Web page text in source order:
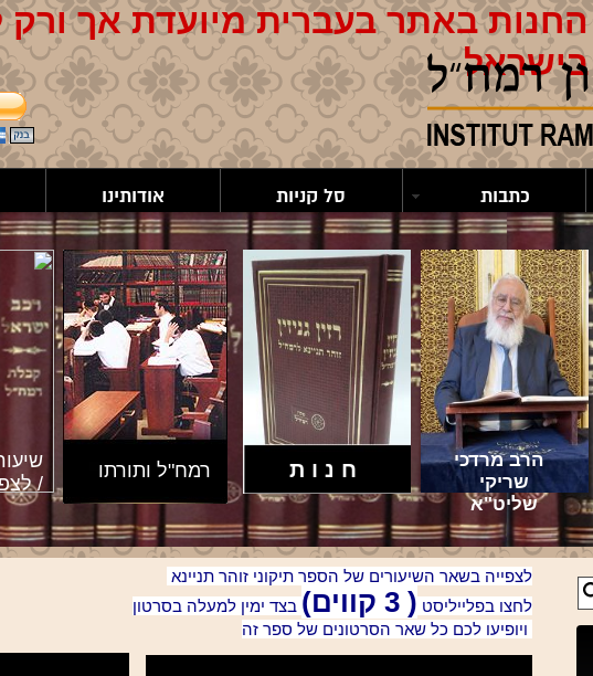
כתבות סל קניות אודותינו
הרב מרדכי
שריקי
שליט"א
חנות רמח"ל ותורתו
/
החנות באתר בעברית מיועדת אך ורק
בישראל
לצפייה בשאר השיעורים של הספר תיקוני זוהר תניינא
לחצו בפלייליסט ( 3 קווים)
בצד ימין למעלה בסרטון
ויופיעו לכם כל שאר הסרטונים של ספר זה